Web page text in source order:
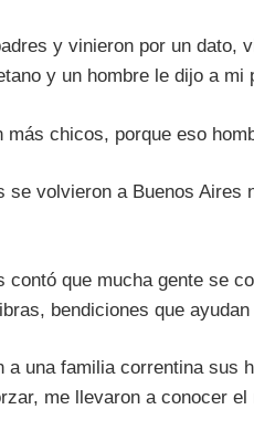
y vinieron por un dato,
y un hombre le dijo a mi
más chicos, porque eso
se volvieron a Buenos
contó que mucha gente se
bendiciones que
a una familia correntina
me llevaron a conocer el